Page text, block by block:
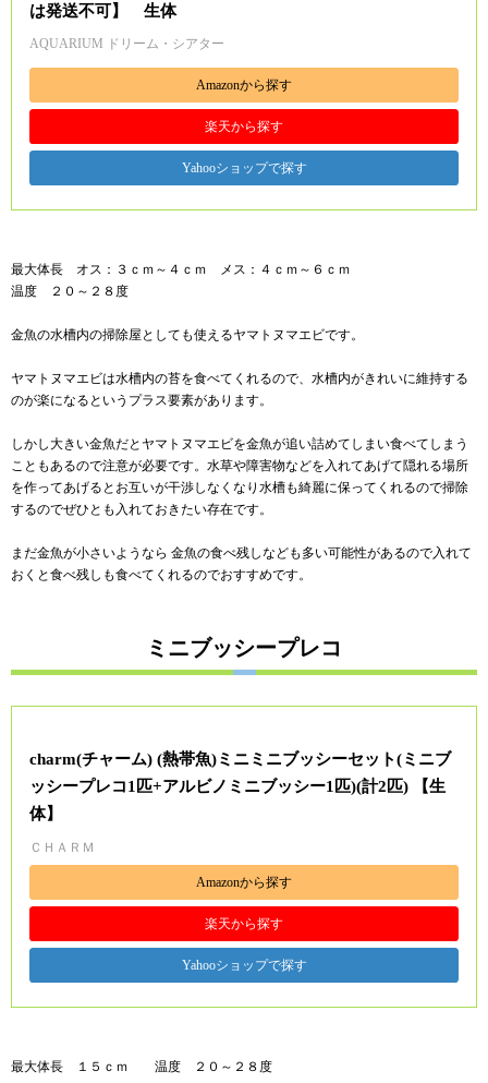
は発送不可】 生体
AQUARIUM ドリーム・シアター
Amazonから探す
楽天から探す
Yahooショップで探す
最大体長 オス：３ｃｍ～４ｃｍ メス：４ｃｍ～６ｃｍ
温度 ２０～２８度
金魚の水槽内の掃除屋としても使えるヤマトヌマエビです。
ヤマトヌマエビは水槽内の苔を食べてくれるので、水槽内がきれいに維持する
のが楽になるというプラス要素があります。
しかし大きい金魚だとヤマトヌマエビを金魚が追い詰めてしまい食べてしまう
こともあるので注意が必要です。水草や障害物などを入れてあげて隠れる場所
を作ってあげるとお互いが干渉しなくなり水槽も綺麗に保ってくれるので掃除
するのでぜひとも入れておきたい存在です。
まだ金魚が小さいようなら 金魚の食べ残しなども多い可能性があるので入れて
おくと食べ残しも食べてくれるのでおすすめです。
ミニブッシープレコ
charm(チャーム) (熱帯魚)ミニミニブッシーセット(ミニブ
ッシープレコ1匹+アルビノミニブッシー1匹)(計2匹) 【生
体】
ＣＨＡＲＭ
Amazonから探す
楽天から探す
Yahooショップで探す
最大体長 １５ｃｍ 温度 ２０～２８度